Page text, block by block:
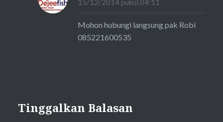
15/12/2014 pukul 04:11
Mohon hubungi langsung pak Robi
085221600535
Tinggalkan Balasan